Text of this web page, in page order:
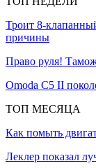
Троит 8-
причины
Право руля!
Omoda C5 II
ТОП МЕСЯЦА
Как помыть
Леклер показал